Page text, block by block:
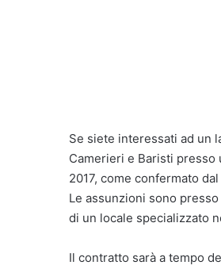
Se siete interessati ad un
Camerieri e Baristi
2017, come confermato
Le assunzioni sono
di un locale specializzato
Il contratto sarà a tempo